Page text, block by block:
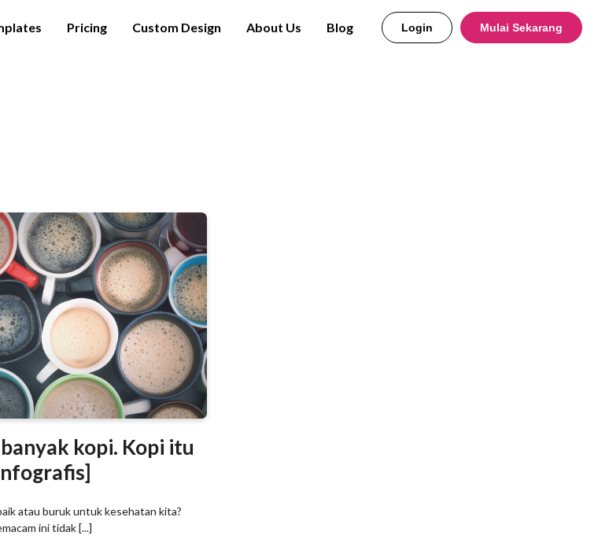
Pricing Custom Design About Us Blog Login Mulai Sekarang
kopi. Kopi itu
atau buruk untuk kesehatan kita?
ini tidak [...]